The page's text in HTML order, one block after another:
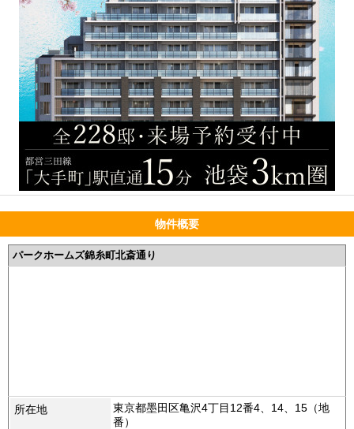
物件概要
パークホームズ錦糸町北斎通り
所在地
東京都墨田区亀沢4丁目12番4、14、15（地
番）